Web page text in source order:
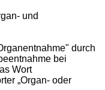
und
durch
bei
Wort
„Organ- oder